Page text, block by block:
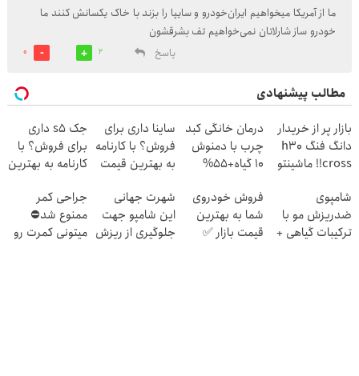
ما از آمریکا میخواهیم ایران‌خودرو و سایپا را بزند با خاک یکسانش کنند ما
خودرو ساز شارلاتان نمی‌خواهیم تف بشرقشون
پاسخ
2
0
مطالب پیشنهادی
بازار پر از خریدار
دانگ فنگ h30
cross!! ماشینتو
درمان خانگی کبد
چرب با دمنوش
10 گیاه+55%
ساینا داری برای
فروش؟ با کارنامه
به بهترین قیمت
جک s5 داری
برای فروش؟ با
کارنامه به بهترین
شامپوی
ضدریزش مو با
ترکیبات گیاهی +
فروش خودروی
شما به بهترین
قیمت بازار ✅
شهرت جهانی
این شامپو جهت
جلوگیری از ریزش
جراحی کمر
ممنوع شد⛔
میتونی کمرت رو